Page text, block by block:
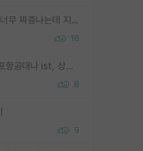
지방대 이 단어가 진짜 너무 짜증나는데 지방대면 다 그냥 쓰레기인가요? 무슨 말 같지도 않은 댓글들이 있는건지??? 지방에도 충분히 좋은 대학 많고 충분히 잘하는 교수님들 많습니다 포항공대 4개 IST 대표 지거국들 여기 모두 다 지방에 있고 여기 출신들 중에 교수하는 분들 적지 않습니다 지거국 출신이 무슨 교수를 하냐?라고 생각할 사람들 많은데 상위 대표 지거국에 아웃라이어들 많습니다 결국 개인의 연구역량과 실적이 중요합니다 이 역량을 펼치는데 있어서 지도교수와의 합도 중요합니다. 그리고 경력이 필요하면 해외포닥까지 다녀오세요
16
일단 지방대라는 것이 포항공대나 ist, 상위 지거국은 아니라고 생각하겠습니다. 그런곳은 서성한에 비해 소위 대학 네임밸류가 크게 뒤떨어지지는 않으니까요. 대학 이름이 중요하냐? 당연합니다. 대학 이름이 좋아서 좋은 아웃풋이 나오는 것이냐, 좋은 대학은 좋은 사람과 좋은 기회가 몰려있으니 아웃풋도 자연스럽게 좋아지는 것이냐? 대답하기 어려운 문제입니다. 아직 한국 사회에서 학벌을 보는 것도, 특히 이공계를 중심으로 학벌보다는 실적 위주라는 분위기가 형성되는 것도 사실입니다. 지방대 출신으로 전임교수가 될수 있느냐? 가능 불가능을 따지면 당연히 가능입니다. 지방대 박사 출신으로 전임교원이 된 경우가 실제로 있으니까요. 현실적인 가능성이 있느냐? 지금 이정도 대학의 교수가 되고싶다고 생각되는 대학 들어가서 컴공과 교수 목록 켜고 박사 어디서 받았는지 쭉 한번 보세요. 냉정하게 지방대 출신인 분들이 많지는 않으실겁니다.
8
9